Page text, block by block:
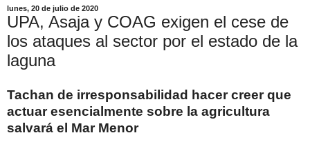
lunes, 20 de julio de 2020
UPA, Asaja y COAG exigen el cese de
los ataques al sector por el estado de la
laguna
Tachan de irresponsabilidad hacer creer que
actuar esencialmente sobre la agricultura
salvará el Mar Menor